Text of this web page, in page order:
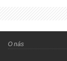
O nás